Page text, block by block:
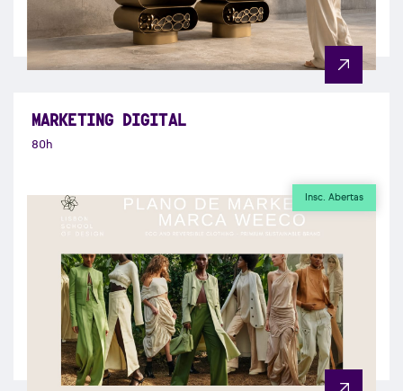
MARKETING DIGITAL
80h
Insc. Abertas